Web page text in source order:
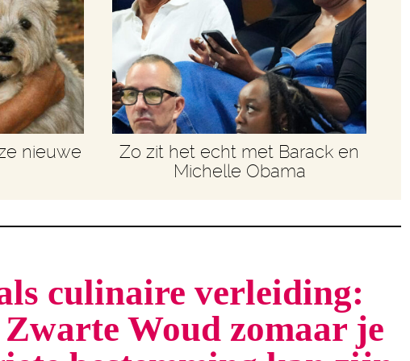
nieuwe
Zo zit het echt met Barack en
Michelle Obama
culinaire verleiding:
Woud zomaar je